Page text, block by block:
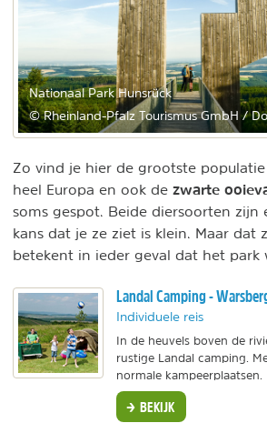
Nationaal Park Hunsrück
© Rheinland-Pfalz Tourismus GmbH /
Zo vind je hier de grootste populatie
heel Europa en ook de zwarte
soms gespot. Beide diersoorten zijn
kans dat je ze ziet is klein. Maar dat
betekent in ieder geval dat het park
Landal Camping -
Individuele reis
In de heuvels boven de
rustige Landal camping.
normale kampeerplaatsen.
BEKIJK